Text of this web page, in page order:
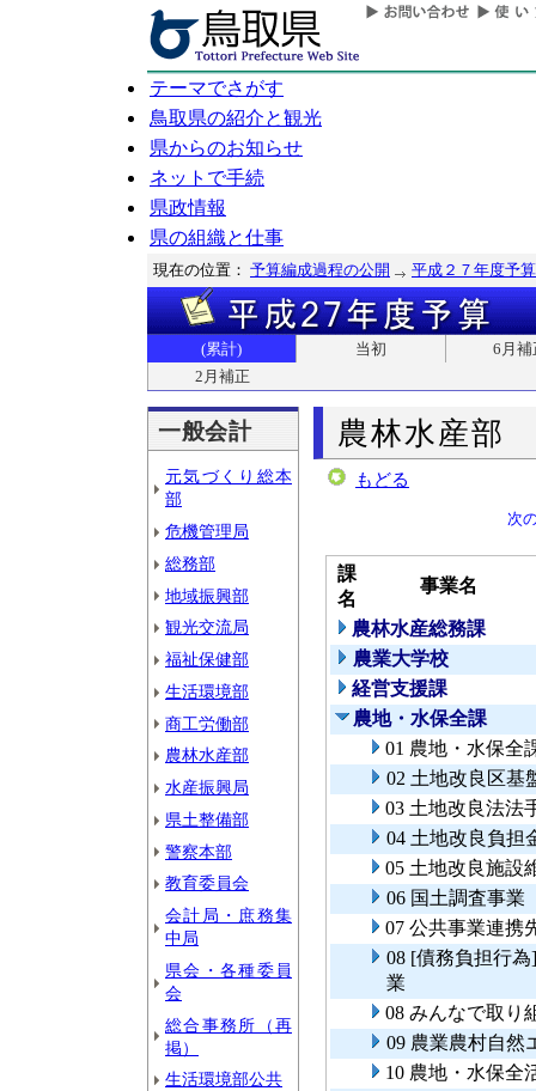
テーマでさがす
鳥取県の紹介と観光
県からのお知らせ
ネットで手続
県政情報
県の組織と仕事
現在の位置： 予算編成過程の公開 平成２７年度予算
(累計) 当初
6月補
2月補正
一般会計
元気づくり総本
部
危機管理局
総務部
地域振興部
観光交流局
福祉保健部
生活環境部
商工労働部
農林水産部
水産振興局
県土整備部
警察本部
教育委員会
会計局・庶務集
中局
県会・各種委員
会
総合事務所（再
掲）
生活環境部公共
農林水産部
もどる
次
課
名
事業名
農林水産総務課
農業大学校
経営支援課
農地・水保全課
01 農地・水保全
02 土地改良区基
03 土地改良法法
04 土地改良負担
05 土地改良施設
06 国土調査事業
07 公共事業連携
08 [債務負担行
業
08 みんなで取り
09 農業農村自然
10 農地・水保全